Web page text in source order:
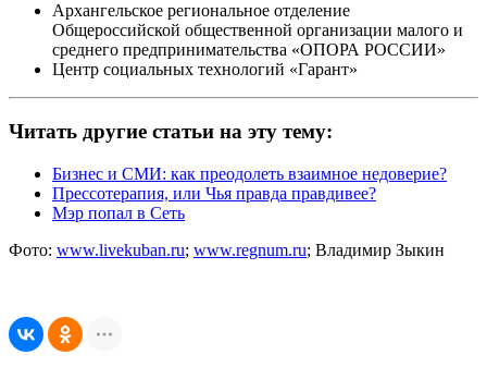
Архангельское региональное отделение
Общероссийской общественной организации малого и
среднего предпринимательства «ОПОРА РОССИИ»
Центр социальных технологий «Гарант»
Читать другие статьи на эту тему:
Бизнес и СМИ: как преодолеть взаимное недоверие?
Прессотерапия, или Чья правда правдивее?
Мэр попал в Сеть
Фото: www.livekuban.ru; www.regnum.ru; Владимир Зыкин